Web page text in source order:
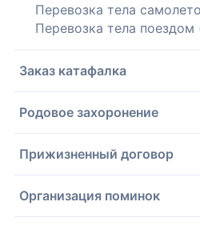
Перевозка тела
Перевозка тела поездом
Заказ катафалка
Родовое захоронение
Прижизненный договор
Организация поминок